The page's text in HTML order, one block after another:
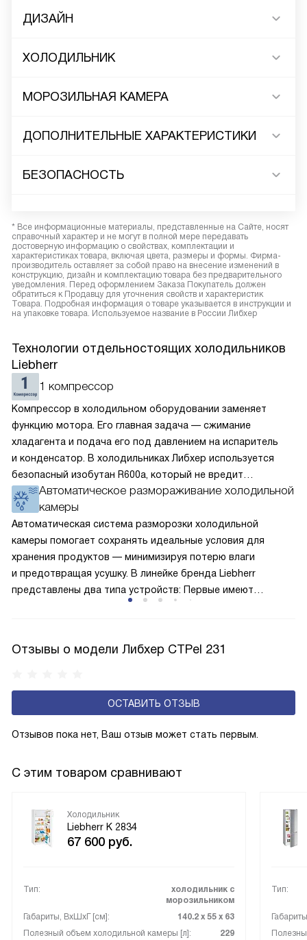
ДИЗАЙН
ХОЛОДИЛЬНИК
МОРОЗИЛЬНАЯ КАМЕРА
ДОПОЛНИТЕЛЬНЫЕ ХАРАКТЕРИСТИКИ
БЕЗОПАСНОСТЬ
* Все информационные материалы, представленные на Сайте, носят
справочный характер и не могут в полной мере передавать
достоверную информацию о свойствах, комплектации и
характеристиках товара, включая цвета, размеры и формы. Фирма-
производитель оставляет за собой право на внесение изменений в
конструкцию, дизайн и комплектацию товара без предварительного
уведомления. Перед оформлением Заказа Покупатель должен
обратиться к Продавцу для уточнения свойств и характеристик
Товара. Подробная информация о товаре указывается в инструкции и
на упаковке товара. Используемое название в России Либхер
Технологии отдельностоящих холодильников
Liebherr
1 компрессор
Компрессор в холодильном оборудовании заменяет
функцию мотора. Его главная задача — сжимание
хладагента и подача его под давлением на испаритель
и конденсатор. В холодильниках Либхер используется
безопасный изобутан R600a, который не вредит
окружающей среде. Компрессор перегоняет его
по охладительному контуру по принципу насоса. Чем
лучше работает «мотор» прибора, тем качественнее
и быстрее происходит охлаждение, затрачивается
меньше электроэнергии.
Автоматическое размораживание холодильной
камеры
Автоматическая система разморозки холодильной
камеры помогает сохранять идеальные условия для
хранения продуктов — минимизируя потерю влаги
и предотвращая усушку. В линейке бренда Liebherr
представлены два типа устройств: Первые имеют
с панелью, выполняющей функцию «сухой стенки». Такие
эксплуатацию и чаще всего оснащены нулевой зоной
свежести BioFresh 0°C. Они встречаются в сериях Plus,
Отзывы о модели Либхер CTPel 231
ОСТАВИТЬ ОТЗЫВ
Отзывов пока нет, Ваш отзыв может стать первым.
С этим товаром сравнивают
Холодильник
Liebherr K 2834
67 600 руб.
Тип:
холодильник с
морозильником
Габариты, ВxШxГ [см]:
140.2 х 55 х 63
Полезный объем холодильной камеры [л]:
229
Тип: